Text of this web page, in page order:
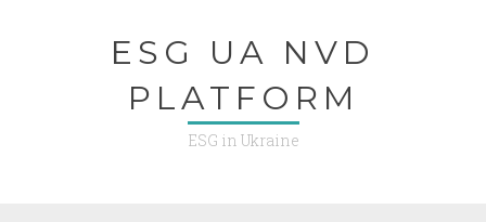
ESG UA NVD
PLATFORM
ESG in Ukraine